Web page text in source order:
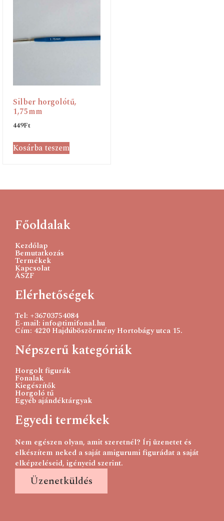
Silber horgolótű,
1,75mm
449Ft
Kosárba teszem
Főoldalak
Kezdőlap
Bemutatkozás
Termékek
Kapcsolat
ÁSZF
Elérhetőségek
Tel: +36703754084
E-mail: info@timifonal.hu
Cím: 4220 Hajdúböszörmény Hortobágy utca 15.
Népszerű kategóriák
Horgolt figurák
Fonalak
Kiegészítők
Horgoló tű
Egyéb ajándéktárgyak
Egyedi termékek
Nem egészen olyan, amit szeretnél? Írj üzenetet és
elkészítem neked a saját amigurumi figurádat a saját
elképzeléseid, igényeid szerint.
Üzenetküldés